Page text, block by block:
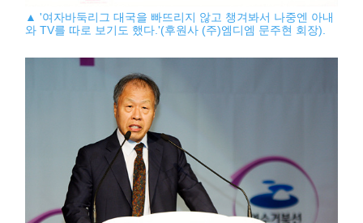
▲ '여자바둑리그 대국을 빠뜨리지 않고 챙겨봐서 나중엔 아내
와 TV를 따로 보기도 했다.'(후원사 (주)엠디엠 문주현 회장).